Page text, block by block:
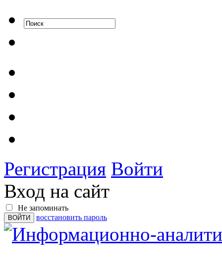
Регистрация Войти
Вход на сайт
Не запоминать
восстановить пароль